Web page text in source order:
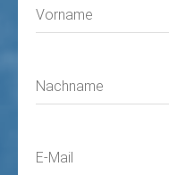
Vorname
Nachname
E-Mail